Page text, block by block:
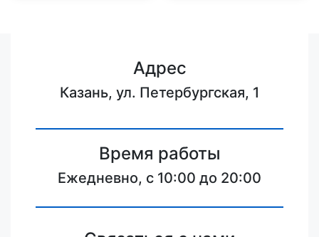
Адрес
Казань, ул. Петербургская, 1
Время работы
Ежедневно, с 10:00 до 20:00